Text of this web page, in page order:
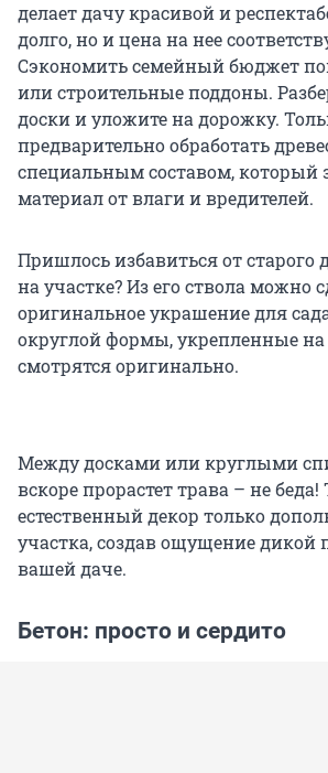
делает дачу красивой и
долго, но и цена на нее
Сэкономить семейный бюджет
или строительные поддоны.
доски и уложите на дорожку.
предварительно обработать
специальным составом, который
материал от влаги и вредителей.
Пришлось избавиться от старого
на участке? Из его ствола можно
оригинальное украшение для
округлой формы, укрепленные
смотрятся оригинально.
Между досками или круглыми
вскоре прорастет трава – не беда!
естественный декор только
участка, создав ощущение дикой
вашей даче.
Бетон: просто и сердито